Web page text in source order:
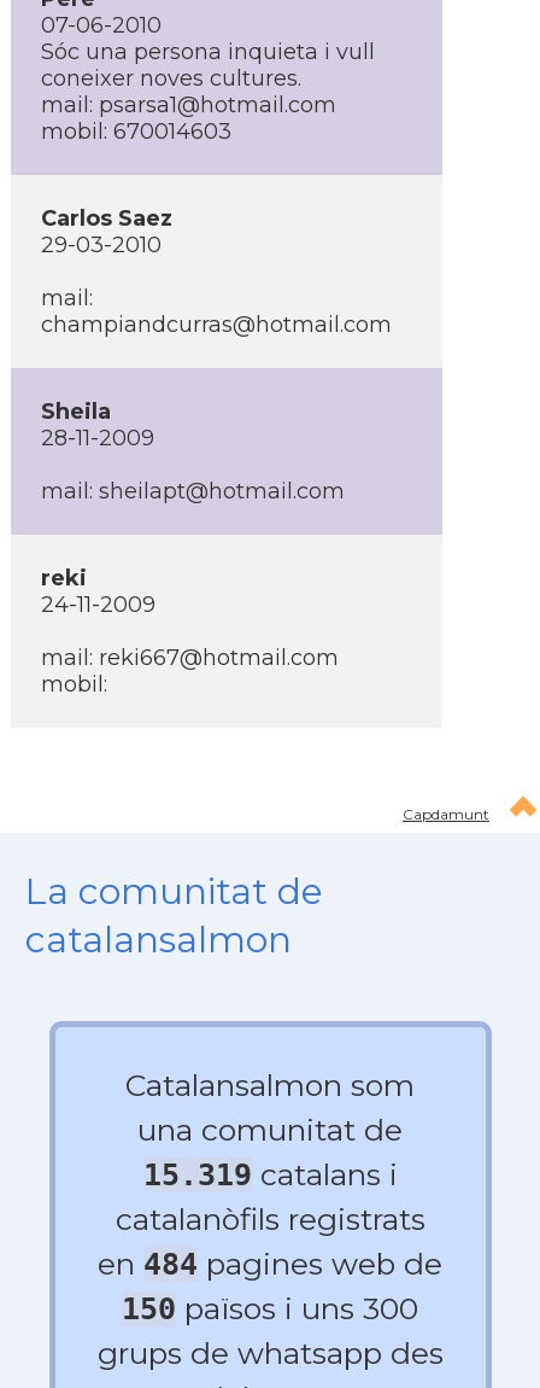
07-06-2010
Sóc una persona inquieta i vull
coneixer noves cultures.
mail: psarsa1@hotmail.com
mobil: 670014603
Carlos Saez
29-03-2010
mail:
champiandcurras@hotmail.com
Sheila
28-11-2009
mail: sheilapt@hotmail.com
reki
24-11-2009
mail: reki667@hotmail.com
mobil:
Capdamunt
La comunitat de
catalansalmon
Catalansalmon som
una comunitat de
15.319 catalans i
catalanòfils registrats
en 484 pagines web de
150 països i uns 300
grups de whatsapp des